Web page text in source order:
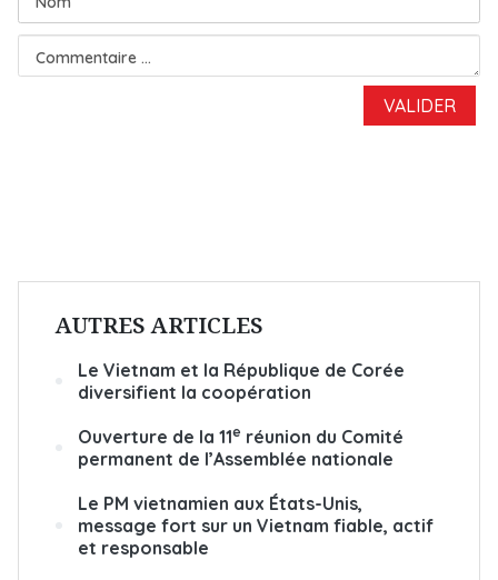
AUTRES ARTICLES
Le Vietnam et la République de Corée
diversifient la coopération
Ouverture de la 11e réunion du Comité
permanent de l’Assemblée nationale
Le PM vietnamien aux États-Unis,
message fort sur un Vietnam fiable, actif
et responsable